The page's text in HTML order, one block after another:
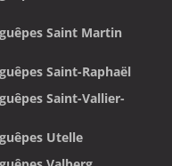
Saint Martin
Saint-Raphaël
Saint-Vallier-
Utelle